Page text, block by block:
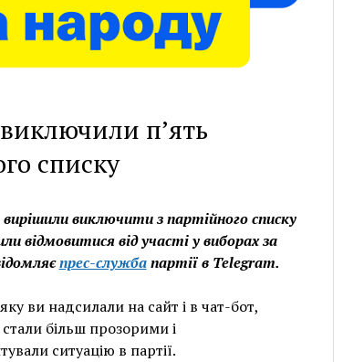
п’ять
списку
вирішили виключити з партійного списку
відмовитися від участі у виборах за
прес-службапартії в Telegram.
ви надсилали на сайт і в чат-бот,
більш прозорими і
ситуацію в партії.